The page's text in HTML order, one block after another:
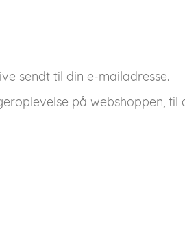
sendt til din e-mailadresse.
på webshoppen,